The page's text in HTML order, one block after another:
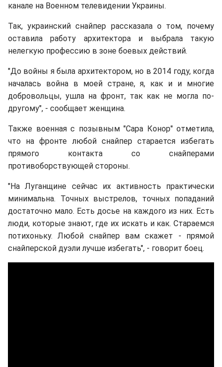
канале на Военном телевидении Украины.
Так, украинский снайпер рассказала о том, почему
оставила работу архитектора и выбрала такую
нелегкую профессию в зоне боевых действий.
"До войны я была архитектором, но в 2014 году, когда
началась война в моей стране, я, как и и многие
добровольцы, ушла на фронт, так как не могла по-
другому", - сообщает женщина.
Также военная с позывным "Сара Конор" отметила,
что на фронте любой снайпер старается избегать
прямого контакта со снайперами
противоборствующей стороны.
"На Луганщине сейчас их активность практически
минимальна. Точных выстрелов, точных попаданий
достаточно мало. Есть досье на каждого из них. Есть
люди, которые знают, где их искать и как. Стараемся
потихоньку. Любой снайпер вам скажет - прямой
снайперской дуэли лучше избегать", - говорит боец.